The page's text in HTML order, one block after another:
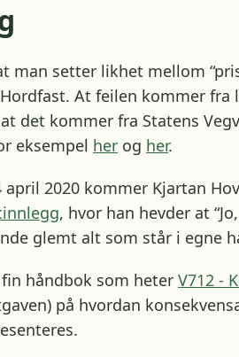
man setter likhet mellom
At feilen kommer
det kommer fra Statens
eksempel her og her.
april 2020 kommer Kjartan
, hvor han hevder at
glemt alt som står i egne
håndbok som heter V712 -
på hvordan